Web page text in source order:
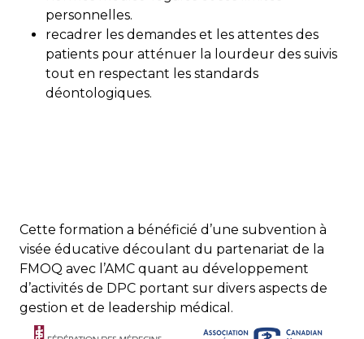
personnelles.
recadrer les demandes et les attentes des
patients pour atténuer la lourdeur des suivis
tout en respectant les standards
déontologiques.
Cette formation a bénéficié d’une subvention à
visée éducative découlant du partenariat de la
FMOQ avec l’AMC quant au développement
d’activités de DPC portant sur divers aspects de
gestion et de leadership médical.